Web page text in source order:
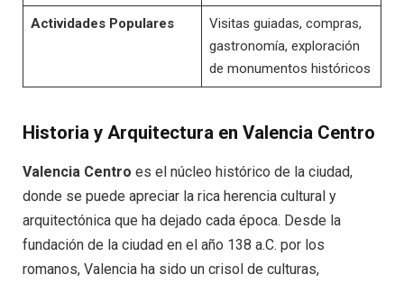
Actividades Populares
Visitas guiadas, compras,
gastronomía, exploración
de monumentos históricos
Historia y Arquitectura en Valencia Centro
Valencia Centro es el núcleo histórico de la ciudad,
donde se puede apreciar la rica herencia cultural y
arquitectónica que ha dejado cada época. Desde la
fundación de la ciudad en el año 138 a.C. por los
romanos, Valencia ha sido un crisol de culturas,